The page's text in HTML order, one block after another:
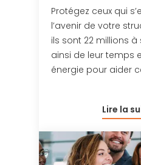
Protégez ceux qui
l’avenir de votre
ils sont 22 millions à
ainsi de leur temps
énergie pour aider
Lire la